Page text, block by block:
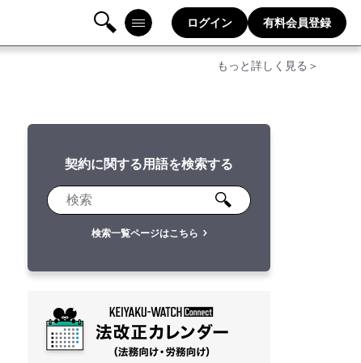
検
メニ
ログイン 有料会員登録
もっと詳しく見る＞
契約に関する用語を検索する
検索一覧ページはこちら